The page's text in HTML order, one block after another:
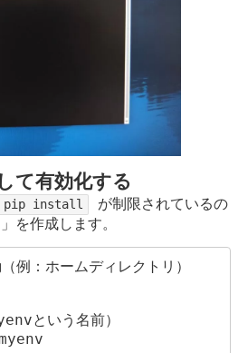
て有効化する
pip install
が制限されているの
を作成します。
という名前）